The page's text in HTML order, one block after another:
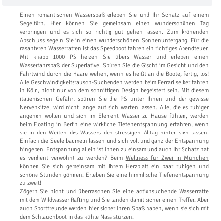
Einen romantischen Wasserspaß erleben Sie und Ihr Schatz auf einem
Segeltörn. Hier können Sie gemeinsam einen wunderschönen Tag
verbringen und es sich so richtig gut gehen lassen. Zum krönenden
Abschluss segeln Sie in einen wunderschönen Sonnenuntergang. Für die
rasanteren Wasserratten ist das Speedboot fahren ein richtiges Abendteuer.
Mit knapp 1000 PS heizen Sie übers Wasser und erleben einen
Wasserfahrspaß der Superlative. Spüren Sie die Gischt im Gesicht und den
Fahrtwind durch die Haare wehen, wenn es heißt an die Boote, fertig, los!
Alle Geschwindigkeitsrausch-Suchenden werden beim Ferrari selber fahren
in Köln, nicht nur von dem schnittigen Design begeistert sein. Mit diesem
italienischen Gefährt spüren Sie die PS unter Ihnen und der gewisse
Nervenkitzel wird nicht lange auf sich warten lassen. Alle, die es ruhiger
angehen wollen und sich im Element Wasser zu Hause fühlen, werden
beim Floating in Berlin eine wirkliche Tiefenentspannung erfahren, wenn
sie in den Weiten des Wassers den stressigen Alltag hinter sich lassen.
Einfach die Seele baumeln lassen und sich voll und ganz der Entspannung
hingeben. Entspannung allein ist Ihnen zu einsam und auch Ihr Schatz hat
es verdient verwöhnt zu werden? Beim Wellness für Zwei in München
können Sie sich gemeinsam mit Ihrem Herzblatt ein paar ruhigen und
schöne Stunden gönnen. Erleben Sie eine himmlische Tiefenentspannung
zu zweit!
Zögern Sie nicht und überraschen Sie eine actionsuchende Wasserratte
mit dem Wildwasser Rafting und Sie landen damit sicher einen Treffer. Aber
auch Sportfreunde werden hier sicher Ihren Spaß haben, wenn sie sich mit
dem Schlauchboot in das kühle Nass stürzen.